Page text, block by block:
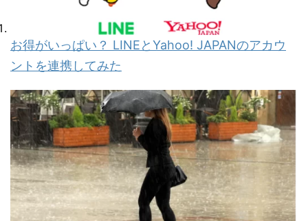
お得がいっぱい？ LINEとYahoo! JAPANのアカウ
ントを連携してみた